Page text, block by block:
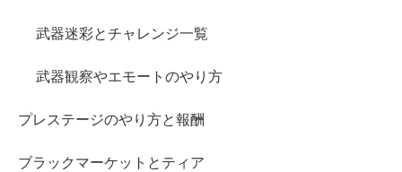
武器迷彩とチャレンジ一覧
武器観察やエモートのやり方
プレステージのやり方と報酬
ブラックマーケットとティア